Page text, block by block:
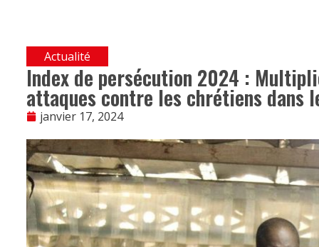
Actualité
Index de persécution 2024 :
attaques contre les chrétiens dans
janvier 17, 2024